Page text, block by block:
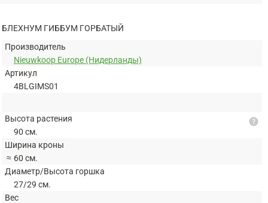
БЛЕХНУМ ГИББУМ ГОРБАТЫЙ
Производитель
Nieuwkoop Europe (Нидерланды)
Артикул
4BLGIMS01
Высота растения
90 см.
Ширина кроны
≈ 60 см.
Диаметр/Высота горшка
27/29 см.
Вес
help